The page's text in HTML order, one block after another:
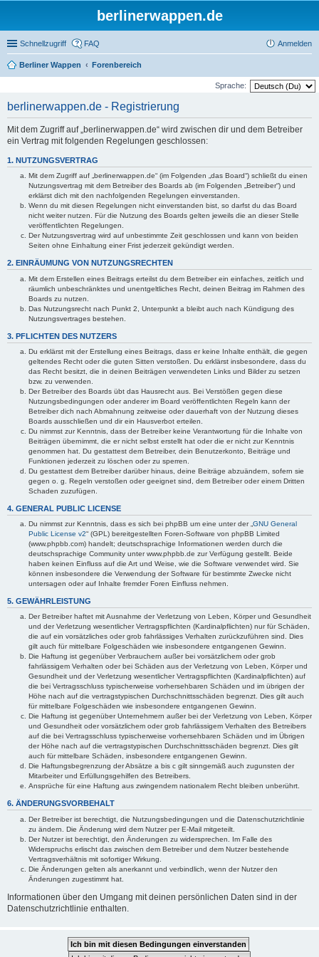
berlinerwappen.de
Schnellzugriff FAQ Anmelden
Berliner Wappen Forenbereich
Sprache:
berlinerwappen.de - Registrierung
Mit dem Zugriff auf „berlinerwappen.de“ wird zwischen dir und dem Betreiber
ein Vertrag mit folgenden Regelungen geschlossen:
1. NUTZUNGSVERTRAG
Mit dem Zugriff auf „berlinerwappen.de“ (im Folgenden „das Board“) schließt du einen
Nutzungsvertrag mit dem Betreiber des Boards ab (im Folgenden „Betreiber“) und
erklärst dich mit den nachfolgenden Regelungen einverstanden.
Wenn du mit diesen Regelungen nicht einverstanden bist, so darfst du das Board
nicht weiter nutzen. Für die Nutzung des Boards gelten jeweils die an dieser Stelle
veröffentlichten Regelungen.
Der Nutzungsvertrag wird auf unbestimmte Zeit geschlossen und kann von beiden
Seiten ohne Einhaltung einer Frist jederzeit gekündigt werden.
2. EINRÄUMUNG VON NUTZUNGSRECHTEN
Mit dem Erstellen eines Beitrags erteilst du dem Betreiber ein einfaches, zeitlich und
räumlich unbeschränktes und unentgeltliches Recht, deinen Beitrag im Rahmen des
Boards zu nutzen.
Das Nutzungsrecht nach Punkt 2, Unterpunkt a bleibt auch nach Kündigung des
Nutzungsvertrages bestehen.
3. PFLICHTEN DES NUTZERS
Du erklärst mit der Erstellung eines Beitrags, dass er keine Inhalte enthält, die gegen
geltendes Recht oder die guten Sitten verstoßen. Du erklärst insbesondere, dass du
das Recht besitzt, die in deinen Beiträgen verwendeten Links und Bilder zu setzen
bzw. zu verwenden.
Der Betreiber des Boards übt das Hausrecht aus. Bei Verstößen gegen diese
Nutzungsbedingungen oder anderer im Board veröffentlichten Regeln kann der
Betreiber dich nach Abmahnung zeitweise oder dauerhaft von der Nutzung dieses
Boards ausschließen und dir ein Hausverbot erteilen.
Du nimmst zur Kenntnis, dass der Betreiber keine Verantwortung für die Inhalte von
Beiträgen übernimmt, die er nicht selbst erstellt hat oder die er nicht zur Kenntnis
genommen hat. Du gestattest dem Betreiber, dein Benutzerkonto, Beiträge und
Funktionen jederzeit zu löschen oder zu sperren.
Du gestattest dem Betreiber darüber hinaus, deine Beiträge abzuändern, sofern sie
gegen o. g. Regeln verstoßen oder geeignet sind, dem Betreiber oder einem Dritten
Schaden zuzufügen.
4. GENERAL PUBLIC LICENSE
Du nimmst zur Kenntnis, dass es sich bei phpBB um eine unter der „ GNU General
Public License v2“ (GPL) bereitgestellten Foren-Software von phpBB Limited
(www.phpbb.com) handelt; deutschsprachige Informationen werden durch die
deutschsprachige Community unter www.phpbb.de zur Verfügung gestellt. Beide
haben keinen Einfluss auf die Art und Weise, wie die Software verwendet wird. Sie
können insbesondere die Verwendung der Software für bestimmte Zwecke nicht
untersagen oder auf Inhalte fremder Foren Einfluss nehmen.
5. GEWÄHRLEISTUNG
Der Betreiber haftet mit Ausnahme der Verletzung von Leben, Körper und Gesundheit
und der Verletzung wesentlicher Vertragspflichten (Kardinalpflichten) nur für Schäden,
die auf ein vorsätzliches oder grob fahrlässiges Verhalten zurückzuführen sind. Dies
gilt auch für mittelbare Folgeschäden wie insbesondere entgangenen Gewinn.
Die Haftung ist gegenüber Verbrauchern außer bei vorsätzlichem oder grob
fahrlässigem Verhalten oder bei Schäden aus der Verletzung von Leben, Körper und
Gesundheit und der Verletzung wesentlicher Vertragspflichten (Kardinalpflichten) auf
die bei Vertragsschluss typischerweise vorhersehbaren Schäden und im übrigen der
Höhe nach auf die vertragstypischen Durchschnittsschäden begrenzt. Dies gilt auch
für mittelbare Folgeschäden wie insbesondere entgangenen Gewinn.
Die Haftung ist gegenüber Unternehmern außer bei der Verletzung von Leben, Körper
und Gesundheit oder vorsätzlichem oder grob fahrlässigem Verhalten des Betreibers
auf die bei Vertragsschluss typischerweise vorhersehbaren Schäden und im Übrigen
der Höhe nach auf die vertragstypischen Durchschnittsschäden begrenzt. Dies gilt
auch für mittelbare Schäden, insbesondere entgangenen Gewinn.
Die Haftungsbegrenzung der Absätze a bis c gilt sinngemäß auch zugunsten der
Mitarbeiter und Erfüllungsgehilfen des Betreibers.
Ansprüche für eine Haftung aus zwingendem nationalem Recht bleiben unberührt.
6. ÄNDERUNGSVORBEHALT
Der Betreiber ist berechtigt, die Nutzungsbedingungen und die Datenschutzrichtlinie
zu ändern. Die Änderung wird dem Nutzer per E-Mail mitgeteilt.
Der Nutzer ist berechtigt, den Änderungen zu widersprechen. Im Falle des
Widerspruchs erlischt das zwischen dem Betreiber und dem Nutzer bestehende
Vertragsverhältnis mit sofortiger Wirkung.
Die Änderungen gelten als anerkannt und verbindlich, wenn der Nutzer den
Änderungen zugestimmt hat.
Informationen über den Umgang mit deinen persönlichen Daten sind in der
Datenschutzrichtlinie enthalten.